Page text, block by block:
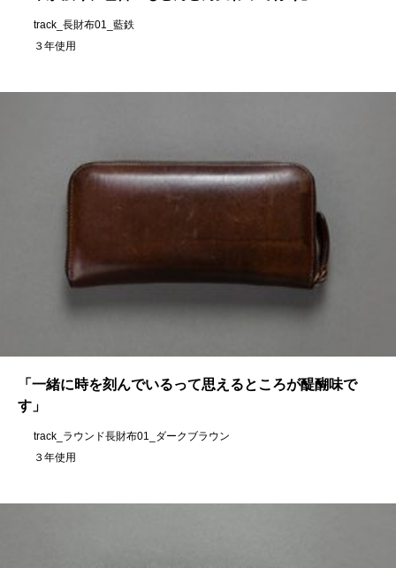
track_長財布01_藍鉄
３年使用
「一緒に時を刻んでいるって思えるところが醍醐味で
す」
track_ラウンド長財布01_ダークブラウン
３年使用